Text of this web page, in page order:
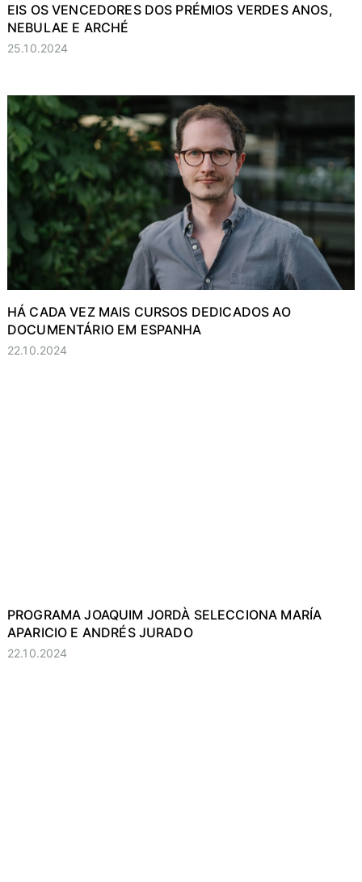
EIS OS VENCEDORES DOS PRÉMIOS VERDES ANOS,
NEBULAE E ARCHÉ
25.10.2024
HÁ CADA VEZ MAIS CURSOS DEDICADOS AO
DOCUMENTÁRIO EM ESPANHA
22.10.2024
PROGRAMA JOAQUIM JORDÀ SELECCIONA MARÍA
APARICIO E ANDRÉS JURADO
22.10.2024